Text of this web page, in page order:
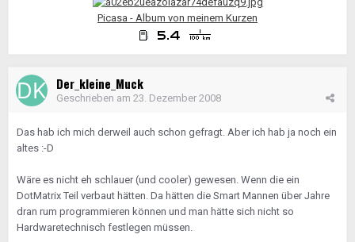
Picasa - Album von meinem Kurzen
Der_kleine_Muck
Geschrieben am 23. Dezember 2008
Das hab ich mich derweil auch schon gefragt. Aber ich hab ja noch ein
altes :-D
Wäre es nicht eh schlauer (und cooler) gewesen. Wenn die ein
DotMatrix Teil verbaut hätten. Da hätten die Smart Mannen über Jahre
dran rum programmieren können und man hätte sich nicht so
Hardwaretechnisch festlegen müssen.